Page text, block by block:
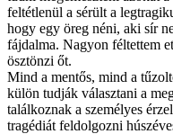
feltétlenül a sérült a
hogy egy öreg néni, aki sír
fájdalma. Nagyon féltettem
ösztönzi őt.
Mind a mentős, mind a
külön tudják választani a
találkoznak a személyes
tragédiát feldolgozni